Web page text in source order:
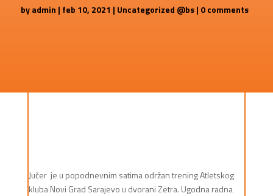
byadmin | feb 10, 2021 | Uncategorized @bs| 0 comments
Jučer je u popodnevnim satima održan trening Atletskog
kluba Novi Grad Sarajevo u dvorani Zetra. Ugodna radna